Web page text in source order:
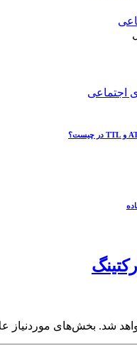
اجتماعی
شد. بخش‌های موردنیاز